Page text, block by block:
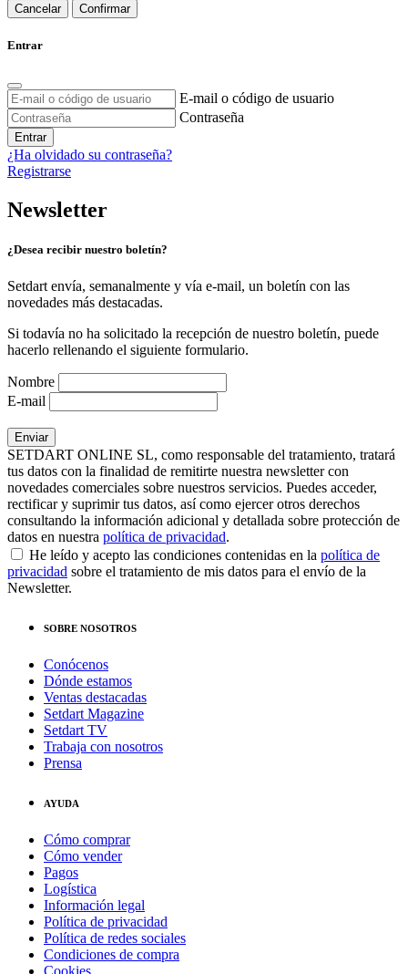
Cancelar Confirmar
Entrar
E-mail o código de usuario
Contraseña
Entrar
¿Ha olvidado su contraseña?
Registrarse
Newsletter
¿Desea recibir nuestro boletín?
Setdart envía, semanalmente y vía e-mail, un boletín con las
novedades más destacadas.
Si todavía no ha solicitado la recepción de nuestro boletín, puede
hacerlo rellenando el siguiente formulario.
Nombre
E-mail
SETDART ONLINE SL, como responsable del tratamiento, tratará
tus datos con la finalidad de remitirte nuestra newsletter con
novedades comerciales sobre nuestros servicios. Puedes acceder,
rectificar y suprimir tus datos, así como ejercer otros derechos
consultando la información adicional y detallada sobre protección de
datos en nuestra política de privacidad.
He leído y acepto las condiciones contenidas en la política de
privacidad sobre el tratamiento de mis datos para el envío de la
Newsletter.
SOBRE NOSOTROS
Conócenos
Dónde estamos
Ventas destacadas
Setdart Magazine
Setdart TV
Trabaja con nosotros
Prensa
AYUDA
Cómo comprar
Cómo vender
Pagos
Logística
Información legal
Política de privacidad
Política de redes sociales
Condiciones de compra
Cookies